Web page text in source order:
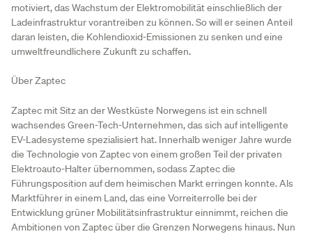
motiviert, das Wachstum der Elektromobilität einschließlich der
Ladeinfrastruktur vorantreiben zu können. So will er seinen Anteil
daran leisten, die Kohlendioxid-Emissionen zu senken und eine
umweltfreundlichere Zukunft zu schaffen.
Über Zaptec
Zaptec mit Sitz an der Westküste Norwegens ist ein schnell
wachsendes Green-Tech-Unternehmen, das sich auf intelligente
EV-Ladesysteme spezialisiert hat. Innerhalb weniger Jahre wurde
die Technologie von Zaptec von einem großen Teil der privaten
Elektroauto-Halter übernommen, sodass Zaptec die
Führungsposition auf dem heimischen Markt erringen konnte. Als
Marktführer in einem Land, das eine Vorreiterrolle bei der
Entwicklung grüner Mobilitätsinfrastruktur einnimmt, reichen die
Ambitionen von Zaptec über die Grenzen Norwegens hinaus. Nun